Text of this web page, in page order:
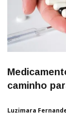
caminho
Luzimara